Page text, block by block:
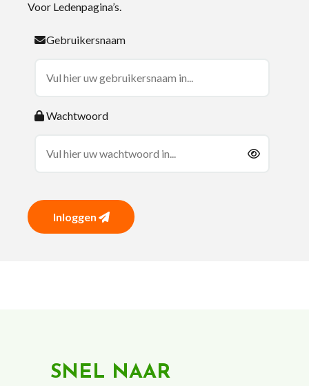
Voor Ledenpagina’s.
Gebruikersnaam
Wachtwoord
Inloggen
SNEL NAAR